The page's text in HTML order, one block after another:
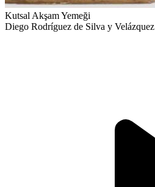
Kutsal Akşam Yemeği
Diego Rodríguez de Silva y Velázquez